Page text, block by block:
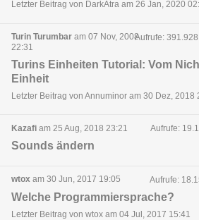
Letzter Beitrag von DarkAtra am 26 Jan, 2020
Turin Turumbar am 07 Nov, 2008
22:31
Aufrufe:
Turins Einheiten Tutorial: Vom
Einheit
Letzter Beitrag von Annuminor am 30 Dez, 2018
Kazafi am 25 Aug, 2018 23:21 Aufrufe:
Sounds ändern
wtox am 30 Jun, 2017 19:05 Aufrufe:
Welche Programmiersprache?
Letzter Beitrag von wtox am 04 Jul, 2017 15:41